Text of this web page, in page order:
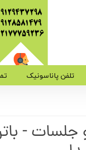
تلفن پاناسونیک
-